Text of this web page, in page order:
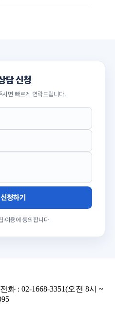
담 신청
시면 빠르게 연락드립니다.
청하기
·이용에 동의합니다
: 02-1668-3351(오전 8시 ~